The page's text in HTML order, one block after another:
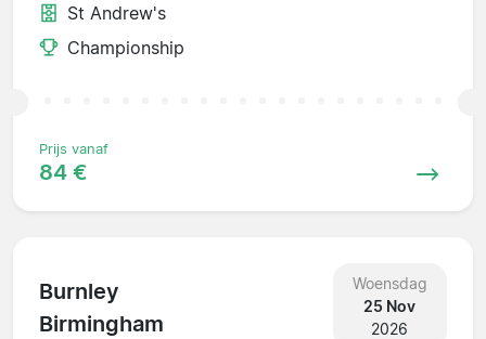
St Andrew's
Championship
Prijs vanaf
84 €
Burnley
Birmingham
Woensdag
25 Nov
2026